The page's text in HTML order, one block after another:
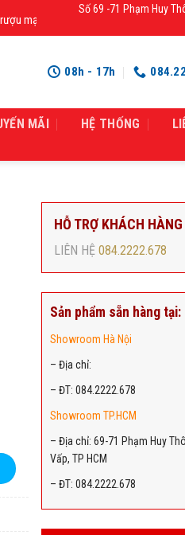
mạnh chính hãng, rượu vang nhập
Số 69 -71 Phạm Huy
08h - 17h
MÃI HỆ THỐNG
HỖ TRỢ KHÁCH HÀNG
LIÊN HỆ 084.2222.678
Sản phẩm sẵn hàng tại:
Showroom Hà Nội
– Địa chỉ:
– ĐT: 084.2222.678
Showroom TP.HCM
– Địa chỉ: 69-71 Phạm Huy
Vấp, TP HCM
– ĐT: 084.2222.678